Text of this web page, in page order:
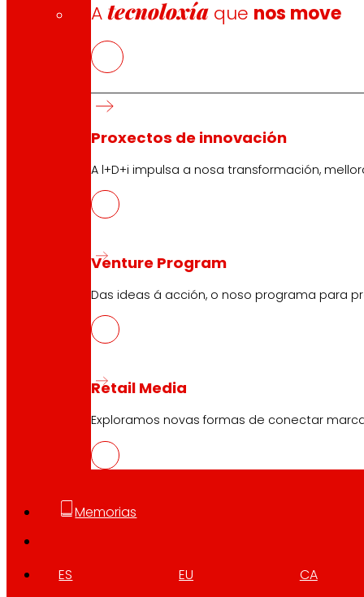
Atecnoloxía que nos move
Proxectos de innovación
A l+D+i impulsa a nosa transformación,
Venture Program
Das ideas á acción, o noso programa para
Retail Media
Exploramos novas formas de conectar
Memorias
ES EU CA
Atención ao Cliente
Formulario de contacto
Tendas en liña
Retiradas de produto
Formas de pagamento
Seguridade e confianza
Premios e recoñecementos
Descarga a APP do club